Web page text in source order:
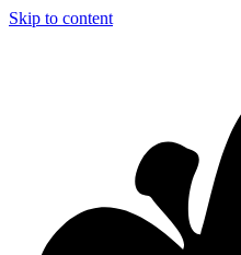
Skip to content